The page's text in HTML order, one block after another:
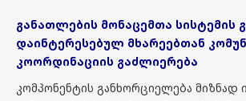
განათლების მონაცემთა სისტემის
დაინტერესებულ მხარეებთან
კოორდინაციის გაძლიერება
კომპონენტის განხორციელება მიზნად